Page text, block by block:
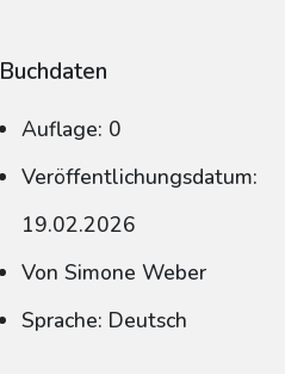
Buchdaten
Auflage: 0
Veröffentlichungsdatum:
19.02.2026
Von Simone Weber
Sprache: Deutsch